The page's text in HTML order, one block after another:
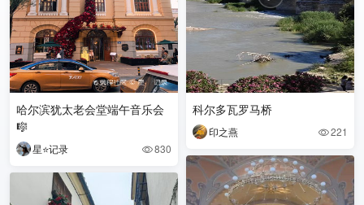
哈尔滨犹太老会堂端午音乐会
🎼
星⭐️记录 830
科尔多瓦罗马桥
印之燕 221